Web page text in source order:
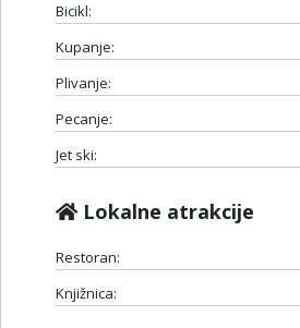
Bicikl:
Kupanje:
Plivanje:
Pecanje:
Jet ski:
Lokalne atrakcije
Restoran:
Knjižnica: